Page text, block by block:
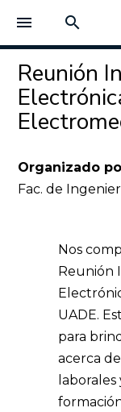
menu search
Reunión
Organizado
Fac. de
Nos
Reunión
UADE.
para
acerca